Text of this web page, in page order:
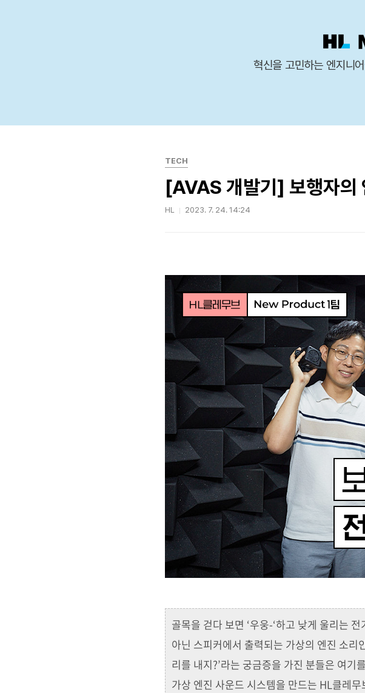
혁신을 고민하는 엔지니
TECH
[AVAS 개발기] 보행자의
HL 2023. 7. 24. 14:24
골목을 걷다 보면 ‘우웅-‘하고 낮게 울리는
아닌 스피커에서 출력되는 가상의 엔진 소리
리를 내지?’라는 궁금증을 가진 분들은 여기
가상 엔진 사운드 시스템을 만드는 HL클레